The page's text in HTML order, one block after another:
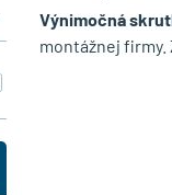
Výnimočná
montážnej firmy.